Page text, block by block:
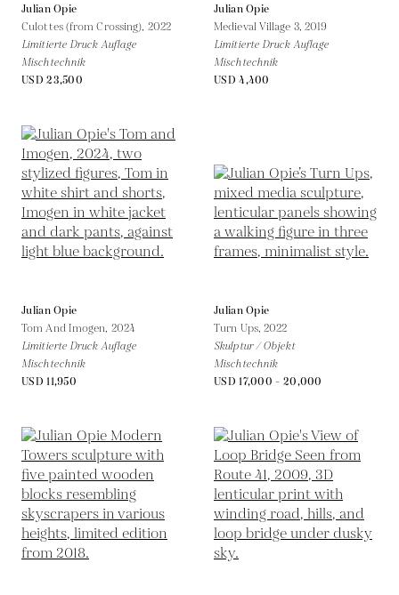
Julian Opie
Culottes (from Crossing), 2022
Limitierte Druck Auflage
Mischtechnik
USD 23,500
Julian Opie
Medieval Village 3, 2019
Limitierte Druck Auflage
Mischtechnik
USD 4,400
Julian Opie
Tom And Imogen, 2024
Limitierte Druck Auflage
Mischtechnik
USD 11,950
Julian Opie
Turn Ups, 2022
Skulptur / Objekt
Mischtechnik
USD 17,000 - 20,000